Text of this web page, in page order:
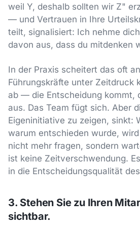
weil Y, deshalb sollten wir Z"
— und Vertrauen in Ihre
teilt, signalisiert: Ich nehme
davon aus, dass du mitdenken
In der Praxis scheitert das oft
Führungskräfte unter Zeitdruck
ab — die Entscheidung kommt,
aus. Das Team fügt sich. Aber
Eigeninitiative zu zeigen, sinkt:
warum entschieden wurde,
nicht mehr fragen, sondern
ist keine Zeitverschwendung.
in die Entscheidungsqualität
3. Stehen Sie zu Ihren
sichtbar.